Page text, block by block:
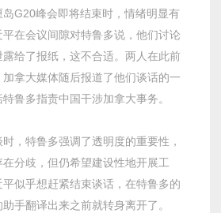
G20峰会即将结束时，情绪明显有
在会议间隙对特鲁多说，他们讨论
露给了报纸，这不合适。两人在此前
拿大媒体随后报道了他们谈话的一
鲁多指责中国干涉加拿大事务。
，特鲁多强调了透明度的重要性，
在分歧，但仍希望建设性地开展工
似乎想赶紧结束谈话，在特鲁多的
手翻译出来之前就转身离开了。